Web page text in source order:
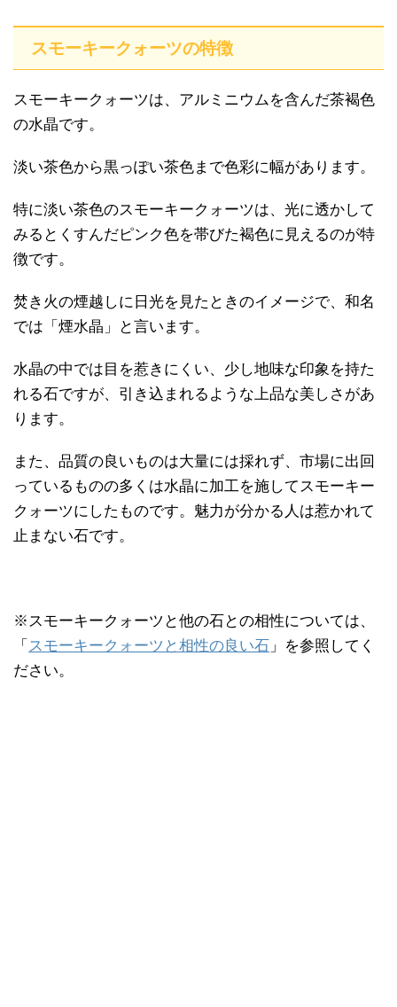
スモーキークォーツの特徴
スモーキークォーツは、アルミニウムを含んだ茶褐色
の水晶です。
淡い茶色から黒っぽい茶色まで色彩に幅があります。
特に淡い茶色のスモーキークォーツは、光に透かして
みるとくすんだピンク色を帯びた褐色に見えるのが特
徴です。
焚き火の煙越しに日光を見たときのイメージで、和名
では「煙水晶」と言います。
水晶の中では目を惹きにくい、少し地味な印象を持た
れる石ですが、引き込まれるような上品な美しさがあ
ります。
また、品質の良いものは大量には採れず、市場に出回
っているものの多くは水晶に加工を施してスモーキー
クォーツにしたものです。魅力が分かる人は惹かれて
止まない石です。
※スモーキークォーツと他の石との相性については、
「 スモーキークォーツと相性の良い石 」を参照してく
ださい。